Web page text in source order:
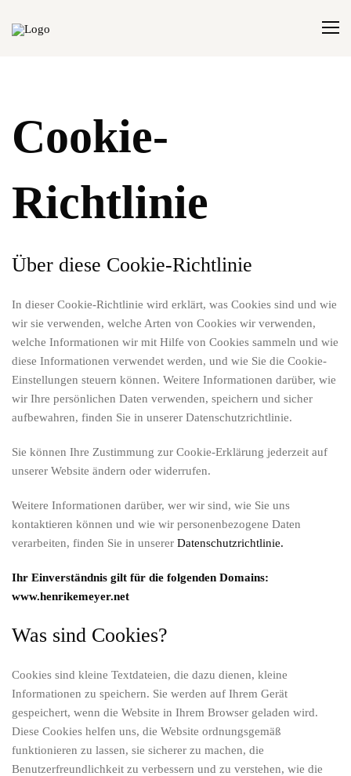
Cookie-
Richtlinie
Über diese Cookie-Richtlinie
In dieser Cookie-Richtlinie wird erklärt, was Cookies sind und wie
wir sie verwenden, welche Arten von Cookies wir verwenden,
welche Informationen wir mit Hilfe von Cookies sammeln und wie
diese Informationen verwendet werden, und wie Sie die Cookie-
Einstellungen steuern können. Weitere Informationen darüber, wie
wir Ihre persönlichen Daten verwenden, speichern und sicher
aufbewahren, finden Sie in unserer Datenschutzrichtlinie.
Sie können Ihre Zustimmung zur Cookie-Erklärung jederzeit auf
unserer Website ändern oder widerrufen.
Weitere Informationen darüber, wer wir sind, wie Sie uns
kontaktieren können und wie wir personenbezogene Daten
verarbeiten, finden Sie in unserer Datenschutzrichtlinie.
Ihr Einverständnis gilt für die folgenden Domains:
www.henrikemeyer.net
Was sind Cookies?
Cookies sind kleine Textdateien, die dazu dienen, kleine
Informationen zu speichern. Sie werden auf Ihrem Gerät
gespeichert, wenn die Website in Ihrem Browser geladen wird.
Diese Cookies helfen uns, die Website ordnungsgemäß
funktionieren zu lassen, sie sicherer zu machen, die
Benutzerfreundlichkeit zu verbessern und zu verstehen, wie die